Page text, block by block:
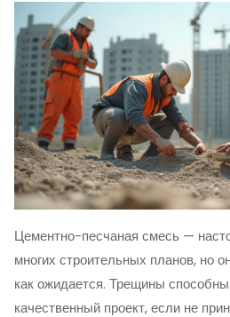
Цементно-песчаная смесь —
многих строительных планов, но
как ожидается. Трещины
качественный проект, если не